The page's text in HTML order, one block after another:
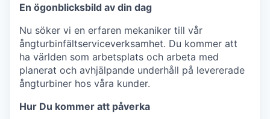
En ögonblicksbild av din dag
Nu söker vi en erfaren mekaniker till vår
ångturbinfältserviceverksamhet. Du kommer att
ha världen som arbetsplats och arbeta med
planerat och avhjälpande underhåll på levererade
ångturbiner hos våra kunder.
Hur Du kommer att påverka